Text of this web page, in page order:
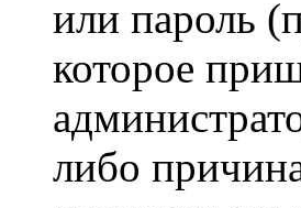
или пароль
которое
либо